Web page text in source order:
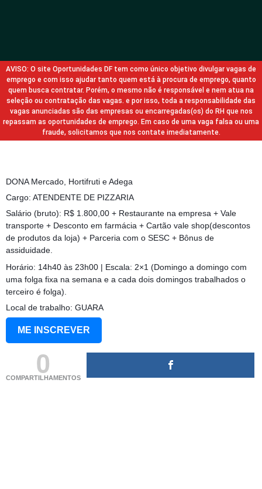
AVISO: O site Oportunidades DF tem como único objetivo divulgar vagas de
emprego e com isso ajudar tanto quem está à procura de emprego, quanto
quem busca contratar. Porém, o mesmo não é responsável e nem atua na
seleção ou contratação das vagas. e por isso, toda a responsabilidade das
vagas anunciadas são das empresas ou encarregadas(os) do RH que nos
repassam as oportunidades de emprego. Em caso de uma vaga falsa ou uma
fraude, solicitamos que nos contate imediatamente.
DONA Mercado, Hortifruti e Adega
Cargo: ATENDENTE DE PIZZARIA
Salário (bruto): R$ 1.800,00 + Restaurante na empresa + Vale
transporte + Desconto em farmácia + Cartão vale shop(descontos
de produtos da loja) + Parceria com o SESC + Bônus de
assiduidade.
Horário: 14h40 às 23h00 | Escala: 2×1 (Domingo a domingo com
uma folga fixa na semana e a cada dois domingos trabalhados o
terceiro é folga).
Local de trabalho: GUARA
ME INSCREVER
0
COMPARTILHAMENTOS